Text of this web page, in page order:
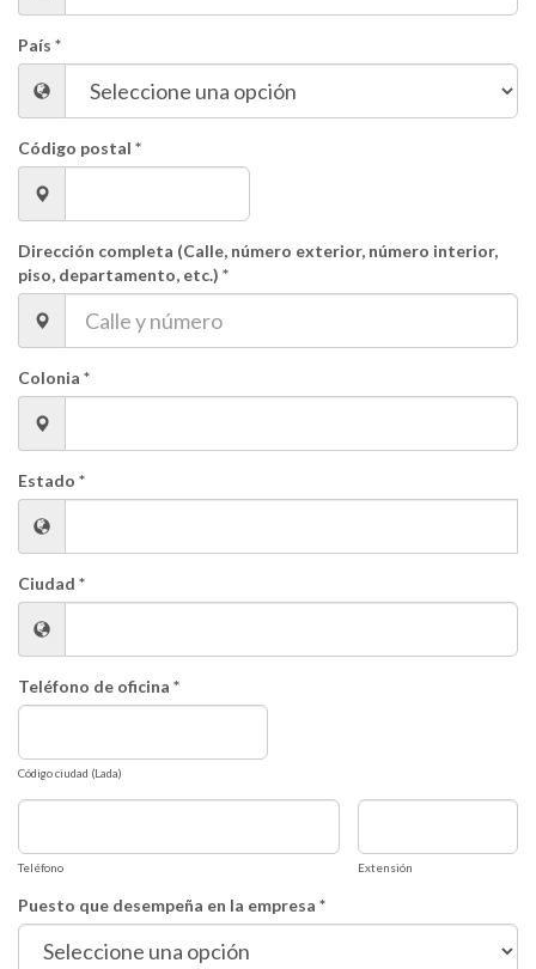
País *
Código postal *
Dirección completa (Calle, número exterior, número interior,
piso, departamento, etc.) *
Colonia *
Estado *
Ciudad *
Teléfono de oficina *
Código ciudad (Lada)
Teléfono Extensión
Puesto que desempeña en la empresa *